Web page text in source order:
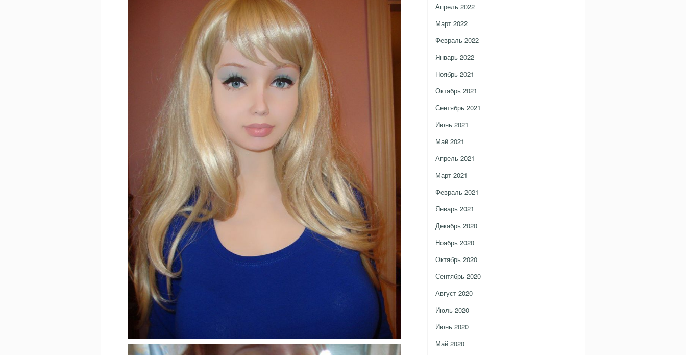
Апрель 2022
Март 2022
Февраль 2022
Январь 2022
Ноябрь 2021
Октябрь 2021
Сентябрь 2021
Июнь 2021
Май 2021
Апрель 2021
Март 2021
Февраль 2021
Январь 2021
Декабрь 2020
Ноябрь 2020
Октябрь 2020
Сентябрь 2020
Август 2020
Июль 2020
Июнь 2020
Май 2020